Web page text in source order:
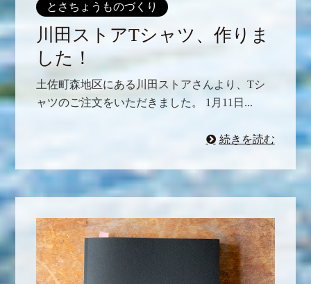
とさちょうものづくり
川田ストアTシャツ、作りま
した！
土佐町森地区にある川田ストアさんより、Tシ
ャツのご注文をいただきました。 1月11日...
続きを読む